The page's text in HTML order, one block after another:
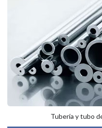
Tubería y tubo